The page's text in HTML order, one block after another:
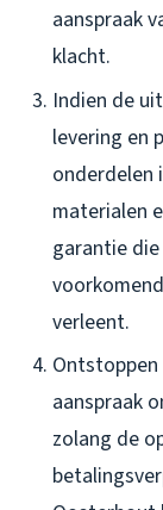
aanspraak
klacht.
Indien de
levering en
onderdelen
materialen
garantie
verleent.
aanspraak
zolang de